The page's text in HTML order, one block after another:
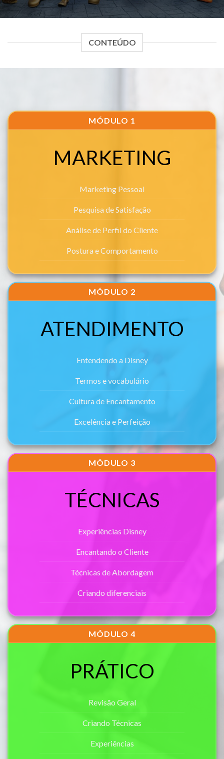
CONTEÚDO
MÓDULO 1
MARKETING
Marketing Pessoal
Pesquisa de Satisfação
Análise de Perfil do Cliente
Postura e Comportamento
MÓDULO 2
ATENDIMENTO
Entendendo a Disney
Termos e vocabulário
Cultura de Encantamento
Excelência e Perfeição
MÓDULO 3
TÉCNICAS
Experiências Disney
Encantando o Cliente
Técnicas de Abordagem
Criando diferenciais
MÓDULO 4
PRÁTICO
Revisão Geral
Criando Técnicas
Experiências